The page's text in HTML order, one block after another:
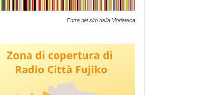
Entra nel sito della Modateca